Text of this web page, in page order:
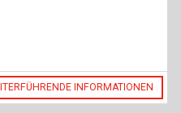
INFORMATIONEN